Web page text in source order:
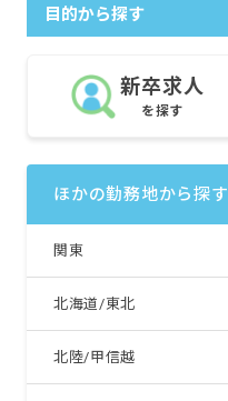
目的から探す
新卒求人
を探す
ほかの勤務地から探す
関東
北海道/東北
北陸/甲信越